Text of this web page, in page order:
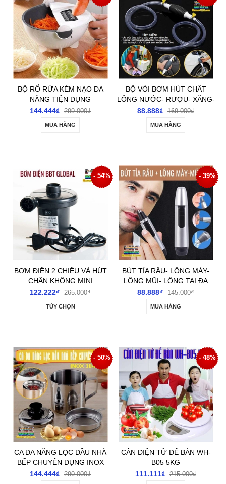
BỘ RỔ RỬA KÈM NẠO ĐA
NĂNG TIỆN DỤNG
144.444₫ 299.000₫
MUA HÀNG
BỘ VÒI BƠM HÚT CHẤT
LỎNG NƯỚC- RƯỢU- XĂNG-
DẦU ĐA NĂNG
88.888₫ 169.000₫
MUA HÀNG
- 54%
BƠM ĐIỆN 2 CHIỀU VÀ HÚT
CHÂN KHÔNG MINI
122.222₫ 265.000₫
TÙY CHỌN
- 39%
BÚT TỈA RÂU- LÔNG MÀY-
LÔNG MŨI- LÔNG TAI ĐA
NĂNG
88.888₫ 145.000₫
MUA HÀNG
- 50%
CA ĐA NĂNG LỌC DẦU NHÀ
BẾP CHUYÊN DỤNG INOX
304
144.444₫ 290.000₫
- 48%
CÂN ĐIỆN TỬ ĐỂ BÀN WH-
B05 5KG
111.111₫ 215.000₫